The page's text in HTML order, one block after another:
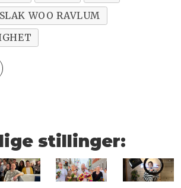
WOO RAVLUM
stillinger: